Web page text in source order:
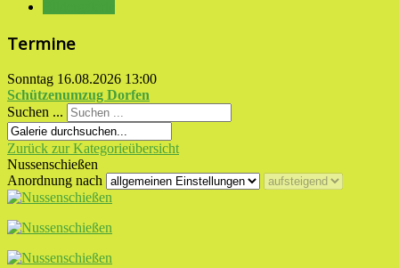
Termine
Sonntag 16.08.2026 13:00
Schützenumzug Dorfen
Suchen ...
Zurück zur Kategorieübersicht
Nussenschießen
Anordnung nach